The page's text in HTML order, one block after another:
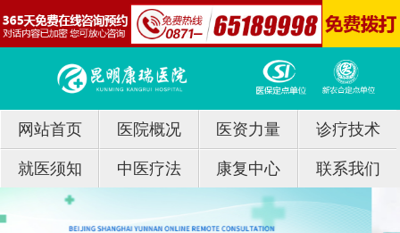
网站首页 医院概况 医资力量 诊疗技术
就医须知 中医疗法 康复中心 联系我们